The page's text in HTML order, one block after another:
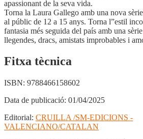
apassionant de la seva vida.
Torna la Laura Gallego amb una nova
al públic de 12 a 15 anys. Torna l”estil
fantasia més seguida del país amb una
llegendes, dracs, amistats improbables i
Fitxa tècnica
ISBN: 9788466158602
Data de publicació: 01/04/2025
Editorial: CRUILLA /SM-EDICIONS -
VALENCIANO/CATALAN